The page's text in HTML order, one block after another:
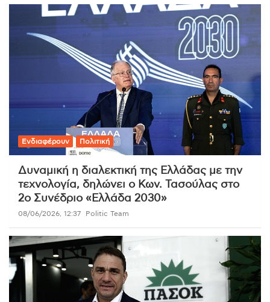
Ενδιαφέρουν Πολιτική
Δυναμική η διαλεκτική της Ελλάδας με την
τεχνολογία, δηλώνει ο Κων. Τασούλας στο
2ο Συνέδριο «Ελλάδα 2030»
08/06/2026, 12:37 Politic Team